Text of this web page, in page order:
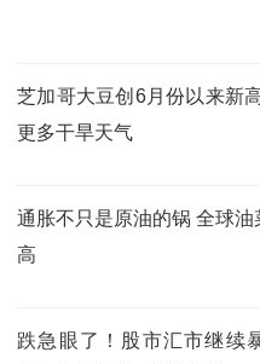
芝加哥大豆创6月份以来新
更多干旱天气
通胀不只是原油的锅 全球
高
跌急眼了！股市汇市继续